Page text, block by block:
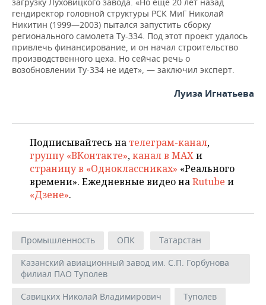
гендиректор головной структуры РСК МиГ Николай
Никитин (1999—2003) пытался запустить сборку
регионального самолета Ту-334. Под этот проект удалось
привлечь финансирование, и он начал строительство
производственного цеха. Но сейчас речь о
возобновлении Ту-334 не идет», — заключил эксперт.
Луиза Игнатьева
Подписывайтесь на телеграм-канал,
группу «ВКонтакте»,канал в MAXи
страницу в «Одноклассниках» «Реального
времени». Ежедневные видео наRutube и
«Дзене».
Промышленность ОПК
Татарстан
Казанский авиационный завод им. С.П. Горбунова
филиал ПАО Туполев
Савицких Николай Владимирович
Туполев